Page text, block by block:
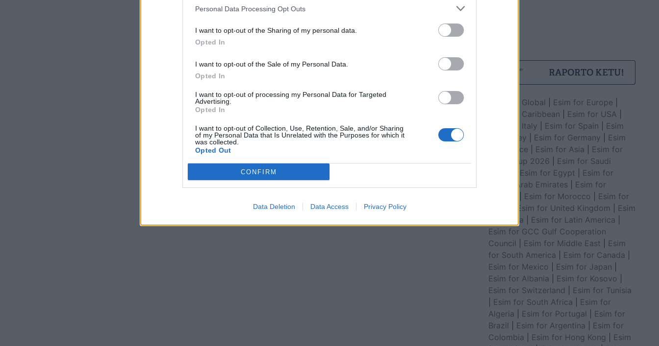
Personal Data Processing Opt Outs
I want to opt-out of the Sharing of my personal data.
Opted In
I want to opt-out of the Sale of my Personal Data.
Opted In
I want to opt-out of processing my Personal Data for Targeted
Advertising.
Opted In
I want to opt-out of Collection, Use, Retention, Sale, and/or Sharing
of my Personal Data that Is Unrelated with the Purposes for which it
was collected.
Opted Out
CONFIRM
Data Deletion Data Access Privacy Policy
Esim for Global Esim for Europe
Esim for Caribbean
Esim for USA
Esim for Italy
Esim for Spain
Esim
for Turkey
Esim for Germany
Esim
for Greece
Esim for Asia
Esim for
World Cup 2026
Esim for Saudi
Esim for Egypt
Esim for
United Arab Emirates
Esim for
Esim for Morocco
Esim for
Esim for United Kingdom
Esim
for Africa
Esim for Latin America
Esim for GCC Gulf Cooperation
Council
Esim for Middle East
Esim
for South America
Esim for Canada
Esim for Mexico
Esim for Japan
Esim for Albania
Esim for Kosovo
Esim for Switzerland
Esim for Tunisia
Esim for South Africa
Esim for
Algeria
Esim for Portugal
Esim for
Brazil
Esim for Argentina
Esim for
Colombia
Esim for Hong Kong
Esim